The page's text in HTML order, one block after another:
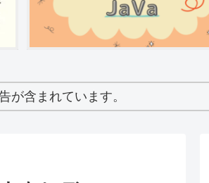
が含まれています。